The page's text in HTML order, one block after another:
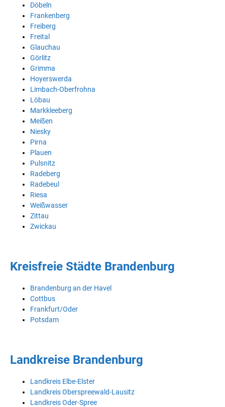
Döbeln
Frankenberg
Freiberg
Freital
Glauchau
Görlitz
Grimma
Hoyerswerda
Limbach-Oberfrohna
Löbau
Markkleeberg
Meißen
Niesky
Pirna
Plauen
Pulsnitz
Radeberg
Radebeul
Riesa
Weißwasser
Zittau
Zwickau
Kreisfreie Städte Brandenburg
Brandenburg an der Havel
Cottbus
Frankfurt/Oder
Potsdam
Landkreise Brandenburg
Landkreis Elbe-Elster
Landkreis Oberspreewald-Lausitz
Landkreis Oder-Spree